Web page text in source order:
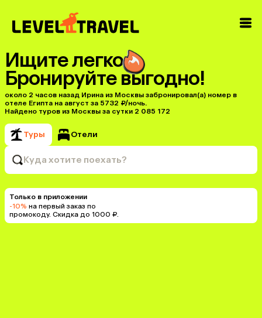
Ищите легко
Бронируйте выгодно!
около 2 часов назад Ирина из Москвы забронировал(а) номер в
отеле Египта на август за 5732 ₽/ночь.
Найдено туров из Москвы за сутки 2 085 172
Туры Отели
Куда хотите поехать?
Только в приложении
-10% на первый заказ по
промокоду. Скидка до 1000 ₽.